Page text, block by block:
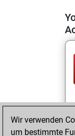
Wir verwenden
um bestimmte